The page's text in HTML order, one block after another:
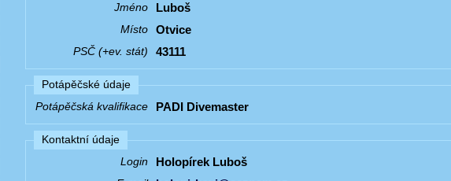
Jméno Luboš
Místo Otvice
PSČ (+ev. stát) 43111
Potápěčské údaje
Potápěčská kvalifikace
PADI Divemaster
Kontaktní údaje
Login
Holopírek Luboš